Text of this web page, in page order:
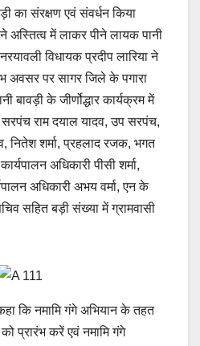
का संरक्षण एवं संवर्धन किया
अस्तित्व में लाकर पीने लायक पानी
विधायक प्रदीप लारिया ने
अवसर पर सागर जिले के पगारा
बावड़ी के जीर्णोद्धार कार्यक्रम में
राम दयाल यादव, उप सरपंच,
नितेश शर्मा, प्रहलाद रजक, भगत
अधिकारी पीसी शर्मा,
अधिकारी अभय वर्मा, एन के
सहित बड़ी संख्या में ग्रामवासी
कि नमामि गंगे अभियान के तहत
प्रारंभ करें एवं नमामि गंगे